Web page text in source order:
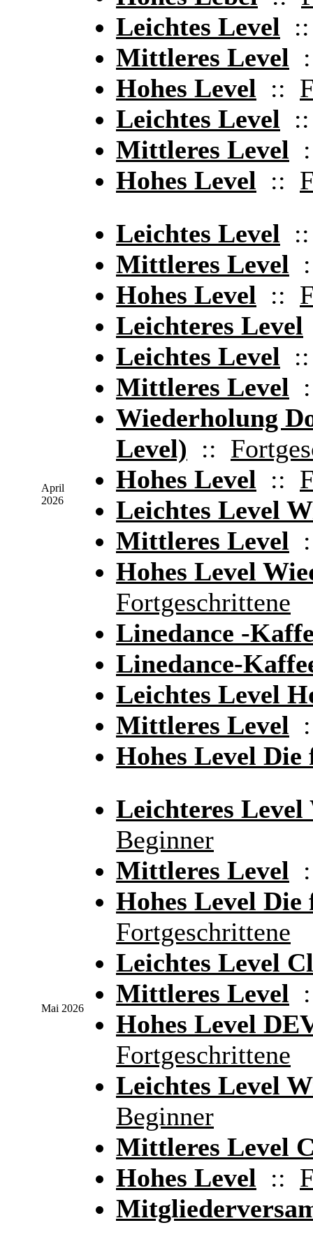
Leichtes Level
Mittleres Level
Hohes Level ::
Leichtes Level
Mittleres Level
Hohes Level ::
April
2026
Leichtes Level
Mittleres Level
Hohes Level ::
Leichteres Level
Leichtes Level
Mittleres Level
Wiederholung
Level) ::
Hohes Level ::
Leichtes Level
Mittleres Level
Hohes Level
Fortgeschrittene
Linedance -
Linedance-
Leichtes Level
Mittleres Level
Hohes Level Die
Mai 2026
Leichteres
Beginner
Mittleres Level
Hohes Level
Fortgeschrittene
Leichtes Level
Mittleres Level
Hohes Level
Fortgeschrittene
Leichtes Level
Beginner
Mittleres Level
Hohes Level ::